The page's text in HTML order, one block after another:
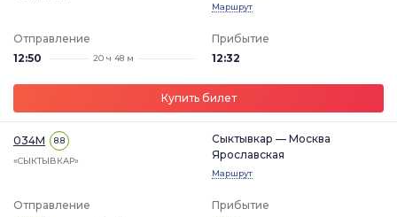
Маршрут
Отправление
12:50
20 ч 48 м
Прибытие
12:32
Купить билет
034М 8.8
«СЫКТЫВКАР»
Сыктывкар — Москва
Ярославская
Маршрут
Отправление
Прибытие